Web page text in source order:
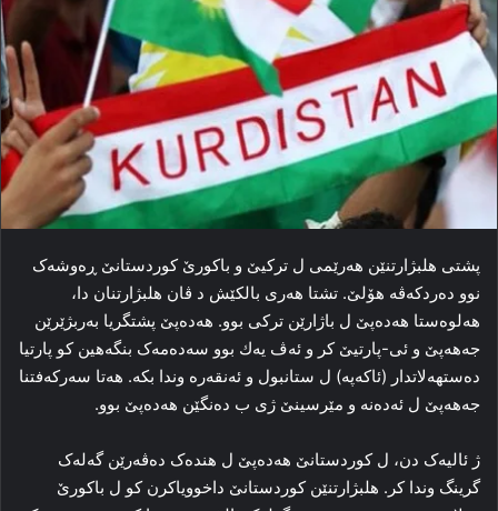
پشتی هلبژارتنێن هه‌رێمی ل ترکیێ و باکورێ کوردستانێ ڕه‌وشه‌ک
نوو ده‌ردکه‌ڤه‌ هۆلێ. تشتا هه‌ری بالکێش د ڤان هلبژارتنان دا،
هه‌لوه‌ستا هەدەپێ ل باژارێن ترکی بوو. هەدەپێ پشتگریا به‌ربژێرێن
جەهەپێ و ئی-پارتیێ کر و ئەڤ یەك بوو سه‌ده‌مه‌ک بنگه‌هین كو پارتیا
دەستھەلاتدار (ئاکەپە) ل ستانبول و ئه‌نقه‌ره‌ وندا بكە. هه‌تا سه‌رکه‌فتنا
جەهەپێ ل ئه‌ده‌نه‌ و مێرسینێ ژی ب ده‌نگێن هەدەپێ بوو.
ژ ئالیه‌ک دن، ل کوردستانێ هەدەپێ ل هندەک ده‌ڤه‌رێن گه‌له‌ک
گرینگ وندا کر. هلبژارتنێن کوردستانێ داخوویاکرن كو ل باکورێ